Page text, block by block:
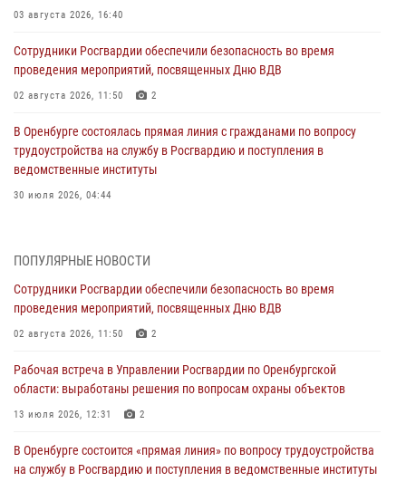
03 августа 2026, 16:40
Сотрудники Росгвардии обеспечили безопасность во время
проведения мероприятий, посвященных Дню ВДВ
02 августа 2026, 11:50 2
В Оренбурге состоялась прямая линия с гражданами по вопросу
трудоустройства на службу в Росгвардию и поступления в
ведомственные институты
30 июля 2026, 04:44
28 июля 2026, 09:41 1
Росгвардейцы обеспечили правопорядок на праздновании Дня
ВМФ в Оренбурге
27 июля 2026, 14:36 2
Росгвардейцы предотвратили трагедию: спасен мужчина в тяжелой
жизненной ситуации (ВИДЕО)
26 июля 2026, 14:45 1
Росгвардейцы Оренбургской области проверили готовность детских
образовательных учреждений к новому учебному году
ПОПУЛЯРНЫЕ НОВОСТИ
Сотрудники Росгвардии обеспечили безопасность во время
проведения мероприятий, посвященных Дню ВДВ
02 августа 2026, 11:50 2
Рабочая встреча в Управлении Росгвардии по Оренбургской
области: выработаны решения по вопросам охраны объектов
13 июля 2026, 12:31 2
В Оренбурге состоится «прямая линия» по вопросу трудоустройства
на службу в Росгвардию и поступления в ведомственные институты